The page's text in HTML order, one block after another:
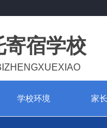
寄宿学校
学校环境 家